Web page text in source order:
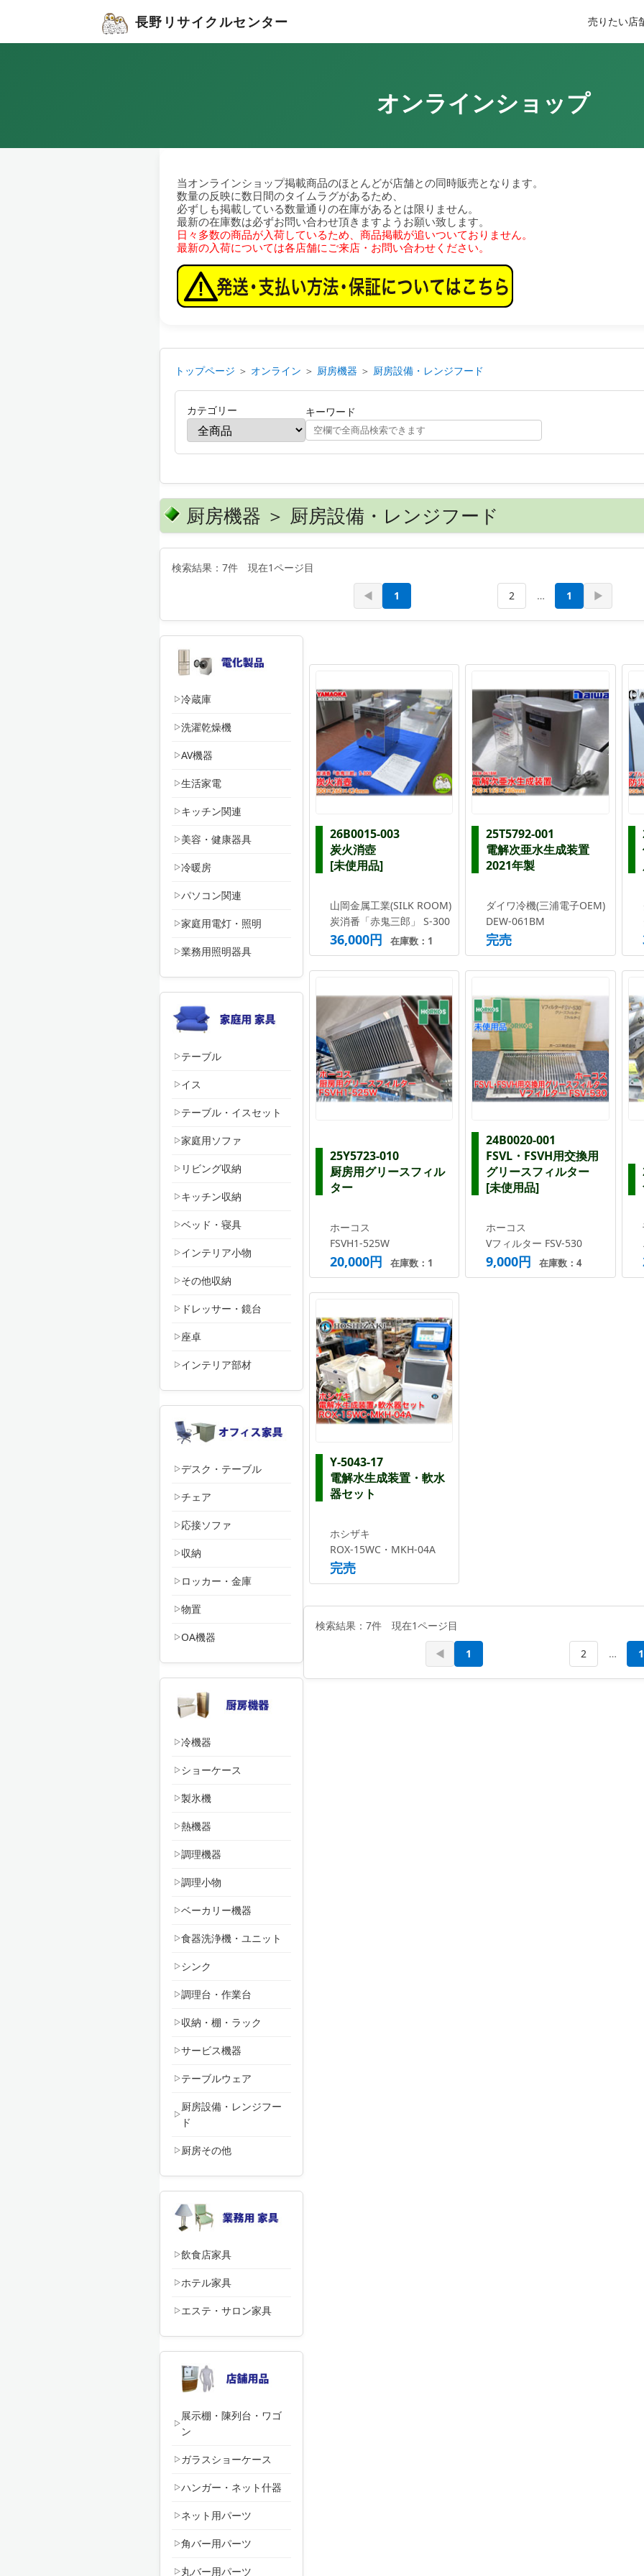
長野リサイクルセンター 売りたい店
オンラインショップ
当オンラインショップ掲載商品のほとんどが店舗との同時販売となります。
数量の反映に数日間のタイムラグがあるため、
必ずしも掲載している数量通りの在庫があるとは限りません。
最新の在庫数は必ずお問い合わせ頂きますようお願い致します。
日々多数の商品が入荷しているため、商品掲載が追いついておりません。
最新の入荷については各店舗にご来店・お問い合わせください。
トップページ ＞ オンライン ＞ 厨房機器 ＞ 厨房設備・レンジフード
カテゴリー キーワード
厨房機器 ＞ 厨房設備・レンジフード
検索結果：7件 現在1ページ目
◀ 1 2 … 1 ▶
冷蔵庫
洗濯乾燥機
AV機器
生活家電
キッチン関連
美容・健康器具
冷暖房
パソコン関連
家庭用電灯・照明
業務用照明器具
テーブル
イス
テーブル・イスセット
家庭用ソファ
リビング収納
キッチン収納
ベッド・寝具
インテリア小物
その他収納
ドレッサー・鏡台
座卓
インテリア部材
デスク・テーブル
チェア
応接ソファ
収納
ロッカー・金庫
物置
OA機器
冷機器
ショーケース
製氷機
熱機器
調理機器
調理小物
ベーカリー機器
食器洗浄機・ユニット
シンク
調理台・作業台
収納・棚・ラック
サービス機器
テーブルウェア
厨房設備・レンジフー
ド
厨房その他
飲食店家具
ホテル家具
エステ・サロン家具
展示棚・陳列台・ワゴ
ン
ガラスショーケース
ハンガー・ネット什器
ネット用パーツ
角バー用パーツ
丸バー用パーツ
26B0015-003
炭火消壺
[未使用品]
山岡金属工業(SILK ROOM)
炭消番「赤鬼三郎」 S-300
36,000円 在庫数：1
25T5792-001
電解次亜水生成装置
2021年製
ダイワ冷機(三浦電子OEM)
DEW-061BM
完売
25Y5723-010
厨房用グリースフィル
ター
ホーコス
FSVH1-525W
20,000円 在庫数：1
24B0020-001
FSVL・FSVH用交換用
グリースフィルター
[未使用品]
ホーコス
Vフィルター FSV-530
9,000円 在庫数：4
Y-5043-17
電解水生成装置・軟水
器セット
ホシザキ
ROX-15WC・MKH-04A
完売
検索結果：7件 現在1ページ目
◀ 1 2 … 1